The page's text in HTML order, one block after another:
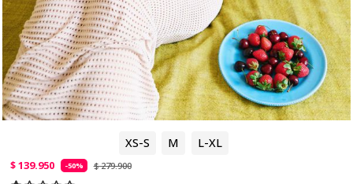
XS-S M L-XL
$ 139.950 -50% $ 279.900